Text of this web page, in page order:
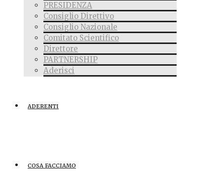
PRESIDENZA
Consiglio Direttivo
Consiglio Nazionale
Comitato Scientifico
Direttore
PARTNERSHIP
Aderisci
ADERENTI
COSA FACCIAMO